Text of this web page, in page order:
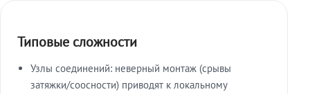
Типовые сложности
Узлы соединений: неверный монтаж (срывы
затяжки/соосности) приводят к локальному